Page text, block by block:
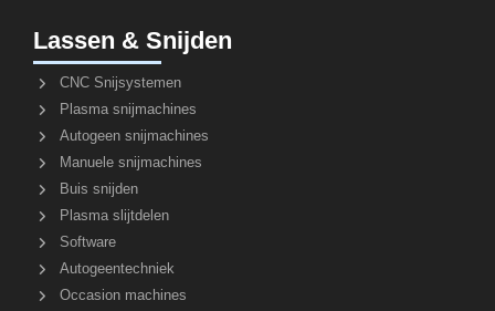
Lassen & Snijden
CNC Snijsystemen
Plasma snijmachines
Autogeen snijmachines
Manuele snijmachines
Buis snijden
Plasma slijtdelen
Software
Autogeentechniek
Occasion machines